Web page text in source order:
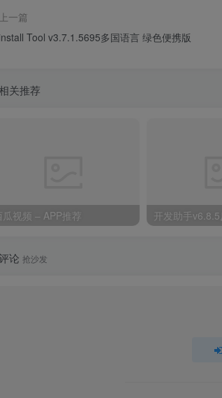
一篇
Tool v3.7.1.5695多国语言 绿色便携版
关推荐
瓜视频 – APP推荐
论 抢沙发